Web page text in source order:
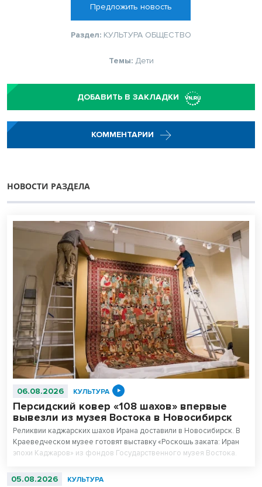
Предложить новость
Раздел: КУЛЬТУРА ОБЩЕСТВО
Темы: Дети
ДОБАВИТЬ В ЗАКЛАДКИ
КОММЕНТАРИИ
НОВОСТИ РАЗДЕЛА
06.08.2026 КУЛЬТУРА
Персидский ковер «108 шахов» впервые
вывезли из музея Востока в Новосибирск
Реликвии каджарских шахов Ирана доставили в Новосибирск. В
Краеведческом музее готовят выставку «Роскошь заката: Иран
эпохи Каджаров» из фондов Государственного музея Востока.
сотканный для последнего шаха династии – 11-летнего Султан
05.08.2026 КУЛЬТУРА